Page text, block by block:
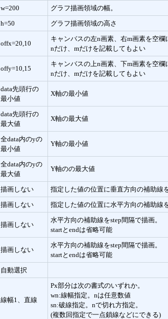
w=200
グラフ描画領域の幅。
h=50 グラフ描画領域の高さ
offx=20,10
キャンバスの左n画素、右m画素を空欄
nだけ、mだけを記載してもよい
offy=10,15
キャンバスの上n画素、下m画素を空欄
nだけ、mだけを記載してもよい
data先頭行の
最小値
X軸の最小値
data先頭行の
最大値
X軸の最大値
全data内のyの
最小値
Y軸の最小値
全data内のyの
最大値
Y軸のの最大値
描画しない
指定した値の位置に垂直方向の補助線
描画しない
指定した値の位置に水平方向の補助線
描画しない
水平方向の補助線をstep間隔で描画。
startとendは省略可能
描画しない
水平方向の補助線をstep間隔で描画。
startとendは省略可能
自動選択
線幅1、直線
Px部分は次の書式のいずれか。
wn:線幅指定。nは任意数値
sn:破線指定。nで切れ方指定。
(複数回指定で一点鎖線などにできる)